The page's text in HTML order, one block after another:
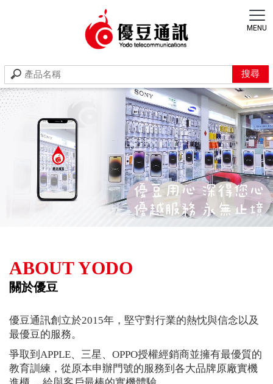
豐原IPHONE授權經銷商
東勢IPHONE授權經銷商
買IPHONE
ABOUT YODO
關於優豆
優豆通訊創立於2015年，堅守對行業的熱忱與信念以及
最優豆的服務。
爭取到APPLE、三星、OPPO授權經銷商並擁有最優質的
教育訓練，從原本申辦門號的服務到各大品牌原廠實機